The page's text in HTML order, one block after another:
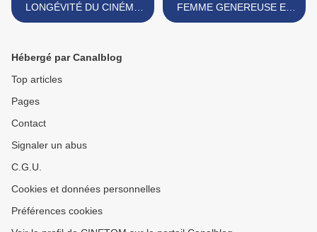
LONGÉVITÉ DU CINÉMA
FRANCAIS
FEMME GENEREUSE ET
AUTHENTIQUE >
Hébergé par Canalblog
Top articles
Pages
Contact
Signaler un abus
C.G.U.
Cookies et données personnelles
Préférences cookies